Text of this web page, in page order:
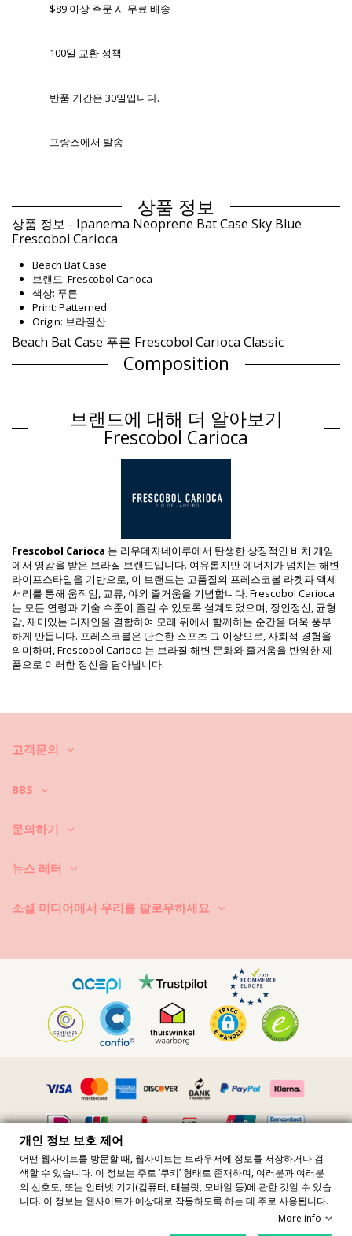
$89 이상 주문 시 무료 배송
100일 교환 정책
반품 기간은 30일입니다.
프랑스에서 발송
상품 정보
상품 정보 - Ipanema Neoprene Bat Case Sky Blue
Frescobol Carioca
Beach Bat Case
브랜드: Frescobol Carioca
색상: 푸른
Print: Patterned
Origin: 브라질산
Beach Bat Case 푸른 Frescobol Carioca Classic
Composition
제품 정보
구분: Unisex, Beach Bat Case
패키지 포함 항목: 1 x Beach Bat Case (포함되지 않는 다른 액세서
EAN: 원 사이즈 (5056192053640)
프린트는 동일하지 않으며 컷에 따라 다를 수 있습니다
보정한 사진
세탁 및 관리 안내
관리 안내 사항: Frescobol Carioca Ipanema Neoprene
Bat Case Sky Blue
모래를 털어내세요.
플라스틱 가방은 비누와 따뜻한 물을 사용하여 세탁하세요.
여 기름기 얼룩을 제거하세요. 다른 얼룩은 천과 물 그리고 과산화수소를
그늘 아래에서 건조하세요.
브랜드에 대해 더 알아보기
Frescobol Carioca
Frescobol Carioca 는 리우데자네이루에서 탄생한 상징적인 비치 게임
에서 영감을 받은 브라질 브랜드입니다. 여유롭지만 에너지가 넘치는 해변
라이프스타일을 기반으로, 이 브랜드는 고품질의 프레스코볼 라켓과 액세
서리를 통해 움직임, 교류, 야외 즐거움을 기념합니다. Frescobol Carioca
는 모든 연령과 기술 수준이 즐길 수 있도록 설계되었으며, 장인정신, 균형
감, 재미있는 디자인을 결합하여 모래 위에서 함께하는 순간을 더욱 풍부
하게 만듭니다. 프레스코볼은 단순한 스포츠 그 이상으로, 사회적 경험을
의미하며, Frescobol Carioca 는 브라질 해변 문화와 즐거움을 반영한 제
품으로 이러한 정신을 담아냅니다.
고객문의
BBS
문의하기
뉴스 레터
소셜 미디어에서 우리를 팔로우하세요
모든 가격에는 VAT 포함 · VAT 번호 FR36509778270 · 판권 소유 ©2023
Brazilian Bikini Shop
Site protected by reCAPTCHA.Privacy-Terms
개인 정보 보호 제어
어떤 웹사이트를 방문할 때, 웹사이트는 브라우저에 정보를 저장하거나 검
색할 수 있습니다. 이 정보는 주로 ‘쿠키’ 형태로 존재하며, 여러분과 여러분
의 선호도, 또는 인터넷 기기(컴퓨터, 태블릿, 모바일 등)에 관한 것일 수 있습
니다. 이 정보는 웹사이트가 예상대로 작동하도록 하는 데 주로 사용됩니다.
More info